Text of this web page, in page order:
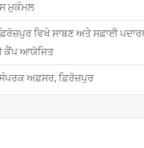
ਮੁਕੰਮਲ
ਵਿਖੇ ਸਾਬਣ ਅਤੇ ਸਫ਼ਾਈ
ਕੈਂਪ ਆਯੋਜਿਤ
ਅਫ਼ਸਰ, ਫ਼ਿਰੋਜ਼ਪੁਰ